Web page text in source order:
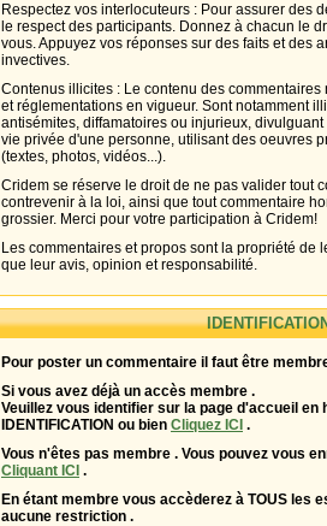
Respectez vos interlocuteurs : Pour assurer des
le respect des participants. Donnez à chacun le
vous. Appuyez vos réponses sur des faits et des
invectives.
Contenus illicites : Le contenu des
et réglementations en vigueur. Sont notamment
antisémites, diffamatoires ou injurieux,
vie privée d'une personne, utilisant des oeuvres
(textes, photos, vidéos...).
Cridem se réserve le droit de ne pas valider tout
contrevenir à la loi, ainsi que tout commentaire
grossier. Merci pour votre participation à Cridem!
Les commentaires et propos sont la propriété de
que leur avis, opinion et responsabilité.
Pour poster un commentaire il faut être
Si vous avez déjà un accès membre .
Veuillez vous identifier sur la page d'accueil en
IDENTIFICATION ou bien Cliquez ICI .
Vous n'êtes pas membre . Vous pouvez vous
Cliquant ICI .
En étant membre vous accèderez à TOUS les
aucune restriction .